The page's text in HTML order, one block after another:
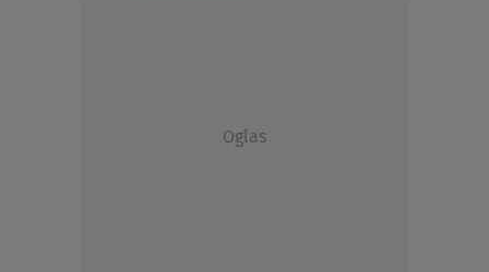
Oglas